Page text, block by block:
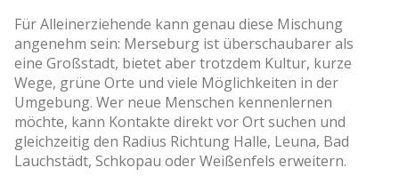
Für Alleinerziehende kann genau diese Mischung
angenehm sein: Merseburg ist überschaubarer als
eine Großstadt, bietet aber trotzdem Kultur, kurze
Wege, grüne Orte und viele Möglichkeiten in der
Umgebung. Wer neue Menschen kennenlernen
möchte, kann Kontakte direkt vor Ort suchen und
gleichzeitig den Radius Richtung Halle, Leuna, Bad
Lauchstädt, Schkopau oder Weißenfels erweitern.